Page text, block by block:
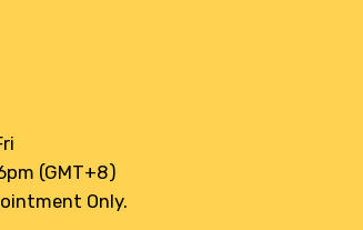
(GMT+8)
Only.